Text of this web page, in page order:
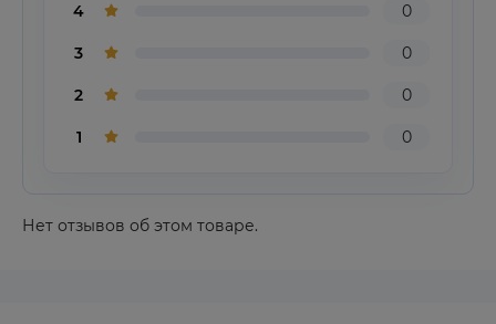
4 0
3 0
2 0
1 0
Нет отзывов об этом товаре.